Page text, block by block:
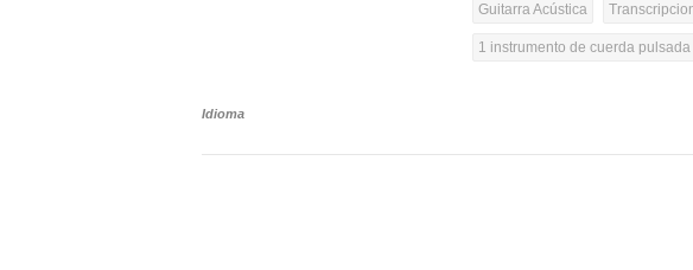
Guitarra Acústica
1 instrumento de cuerda pulsada
Idioma